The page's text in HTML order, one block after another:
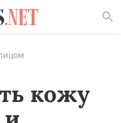
кожу